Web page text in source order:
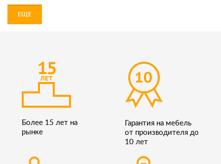
ЕЩЕ
Более 15 лет на
рынке
Гарантия на мебель
от производителя до
10 лет